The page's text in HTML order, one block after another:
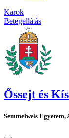
Karok
Betegellátás
Őssejt és
Semmelweis Egyetem,